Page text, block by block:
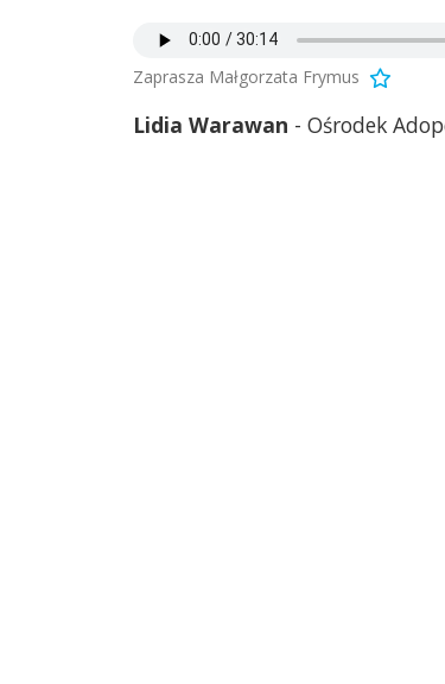
Zaprasza Małgorzata Frymus
Lidia Warawan - Ośrodek